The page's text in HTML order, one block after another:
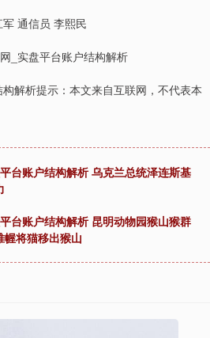
通信员 李熙民
_实盘平台账户结构解析
解析提示：本文来自互联网，不代表本
台账户结构解析 乌克兰总统泽连斯基
台账户结构解析 昆明动物园猴山猴群
将猫移出猴山